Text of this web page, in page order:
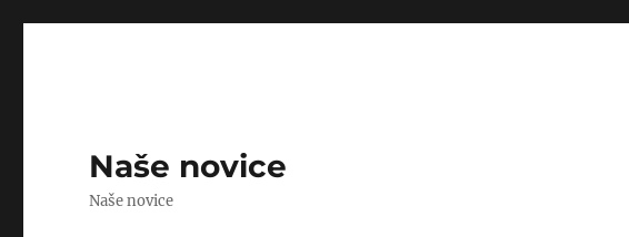
Naše novice
Naše novice